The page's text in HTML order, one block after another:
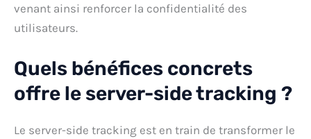
venant ainsi renforcer la confidentialité des
utilisateurs.
Quels bénéfices concrets
offre le server-side tracking ?
Le server-side tracking est en train de transformer le